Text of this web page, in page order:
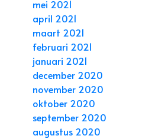
mei 2021
april 2021
maart 2021
februari 2021
januari 2021
december 2020
november 2020
oktober 2020
september 2020
augustus 2020